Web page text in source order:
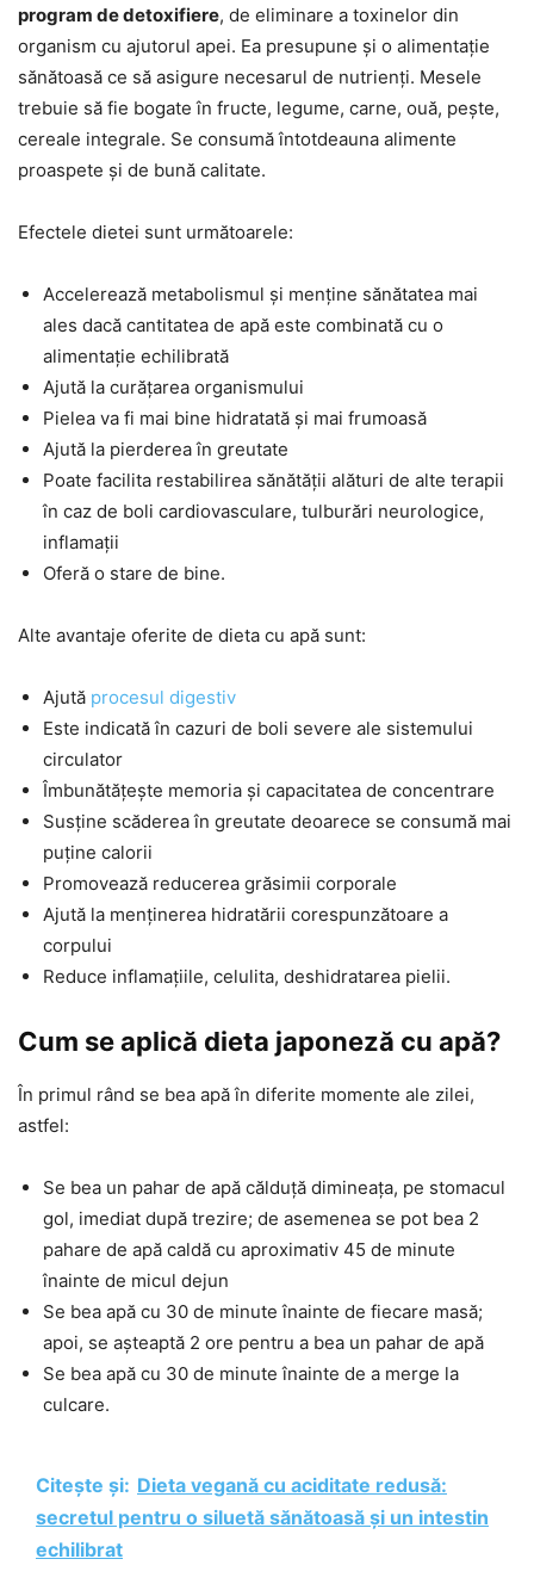
program de detoxifiere, de eliminare a toxinelor din
organism cu ajutorul apei. Ea presupune și o alimentație
sănătoasă ce să asigure necesarul de nutrienți. Mesele
trebuie să fie bogate în fructe, legume, carne, ouă, pește,
cereale integrale. Se consumă întotdeauna alimente
proaspete și de bună calitate.
Efectele dietei sunt următoarele:
Accelerează metabolismul și menține sănătatea mai
ales dacă cantitatea de apă este combinată cu o
alimentație echilibrată
Ajută la curățarea organismului
Pielea va fi mai bine hidratată și mai frumoasă
Ajută la pierderea în greutate
Poate facilita restabilirea sănătății alături de alte terapii
în caz de boli cardiovasculare, tulburări neurologice,
inflamații
Oferă o stare de bine.
Alte avantaje oferite de dieta cu apă sunt:
Ajută procesul digestiv
Este indicată în cazuri de boli severe ale sistemului
circulator
Îmbunătățește memoria și capacitatea de concentrare
Susține scăderea în greutate deoarece se consumă mai
puține calorii
Promovează reducerea grăsimii corporale
Ajută la menținerea hidratării corespunzătoare a
corpului
Reduce inflamațiile, celulita, deshidratarea pielii.
Cum se aplică dieta japoneză cu apă?
În primul rând se bea apă în diferite momente ale zilei,
astfel:
Se bea un pahar de apă călduță dimineața, pe stomacul
gol, imediat după trezire; de asemenea se pot bea 2
pahare de apă caldă cu aproximativ 45 de minute
înainte de micul dejun
Se bea apă cu 30 de minute înainte de fiecare masă;
apoi, se așteaptă 2 ore pentru a bea un pahar de apă
Se bea apă cu 30 de minute înainte de a merge la
culcare.
Citește și: Dieta vegană cu aciditate redusă:
secretul pentru o siluetă sănătoasă și un intestin
echilibrat